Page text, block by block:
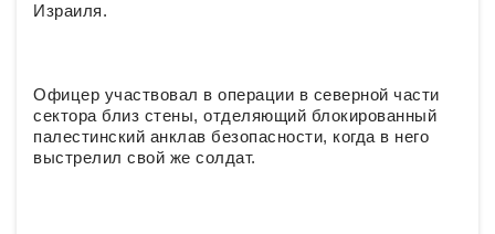
Израиля.
Офицер участвовал в операции в северной части
сектора близ стены, отделяющий блокированный
палестинский анклав безопасности, когда в него
выстрелил свой же солдат.